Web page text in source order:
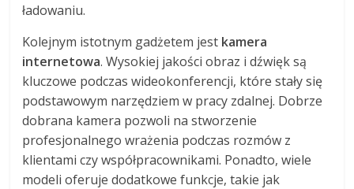
ładowaniu.
Kolejnym istotnym gadżetem jest kamera
internetowa. Wysokiej jakości obraz i dźwięk są
kluczowe podczas wideokonferencji, które stały się
podstawowym narzędziem w pracy zdalnej. Dobrze
dobrana kamera pozwoli na stworzenie
profesjonalnego wrażenia podczas rozmów z
klientami czy współpracownikami. Ponadto, wiele
modeli oferuje dodatkowe funkcje, takie jak